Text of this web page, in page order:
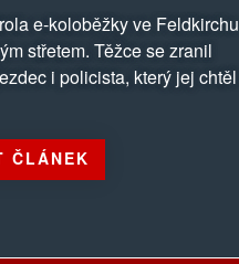
e-koloběžky ve Feldkirchu
střetem. Těžce se zranil
i policista, který jej chtěl
ČLÁNEK